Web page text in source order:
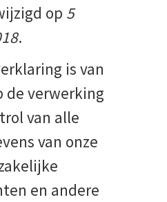
op 5
.
is van
de verwerking
van alle
van onze
en andere